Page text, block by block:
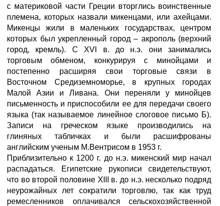
с материковой части Греции вторглись воинственные
племена, которых назвали микенцами, или ахейцами.
Микенцы жили в маленьких государствах, центром
которых был укрепленный город – акрополь (верхний
город, кремль). С XVI в. до н.э. они занимались
торговым обменом, конкурируя с минойцами и
постепенно расширяя свои торговые связи в
Восточном Средиземноморье, в крупных городах
Малой Азии и Ливана. Они переняли у минойцев
письменность и приспособили ее для передачи своего
языка (так называемое линейное слоговое письмо Б).
Записи на греческом языке производились на
глиняных табличках и были расшифрованы
английским ученым М.Вентрисом в 1953 г.
Приблизительно к 1200 г. до н.э. микенский мир начал
распадаться. Египетские рукописи свидетельствуют,
что во второй половине XIII в. до н.э. несколько подряд
неурожайных лет сократили торговлю, так как труд
ремесленников оплачивался сельскохозяйственной